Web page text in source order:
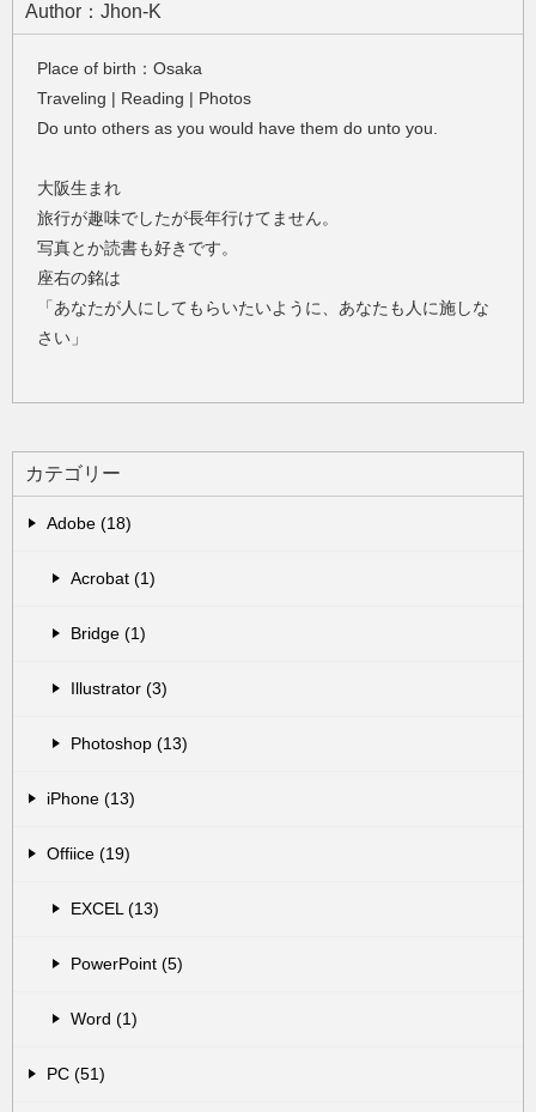
Author：Jhon-K
Place of birth：Osaka
Traveling | Reading | Photos
Do unto others as you would have them do unto you.
大阪生まれ
旅行が趣味でしたが長年行けてません。
写真とか読書も好きです。
座右の銘は
「あなたが人にしてもらいたいように、あなたも人に施しな
さい」
カテゴリー
Adobe (18)
Acrobat (1)
Bridge (1)
Illustrator (3)
Photoshop (13)
iPhone (13)
Offiice (19)
EXCEL (13)
PowerPoint (5)
Word (1)
PC (51)